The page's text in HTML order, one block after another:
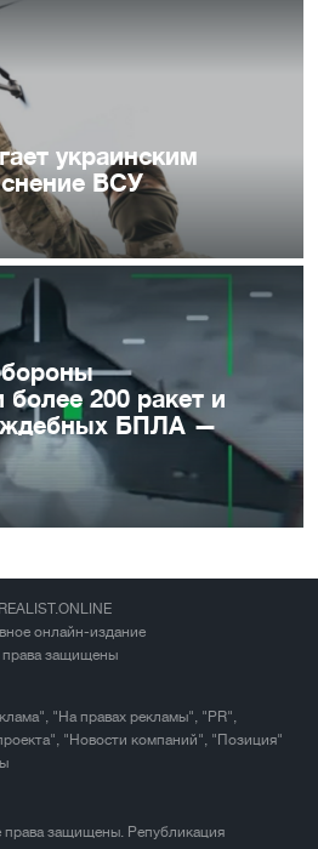
украинским
ВСУ
200 ракет и
БПЛА —
онлайн-издание
права защищены
"На правах рекламы", "PR",
"Новости компаний", "Позиция"
права защищены. Републикация